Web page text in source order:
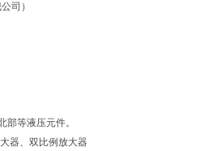
司）
等液压元件。
器、双比例放大器